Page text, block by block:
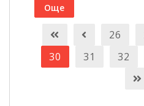
Още
26
30
31 32